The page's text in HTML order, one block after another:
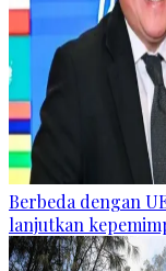
Berbeda dengan
lanjutkan